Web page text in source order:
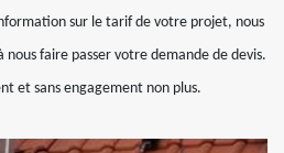
sur le tarif de votre projet, nous
nous faire passer votre demande de devis.
et sans engagement non plus.